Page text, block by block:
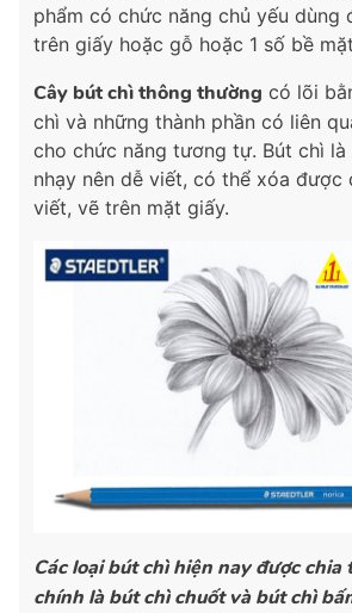
phẩm có chức năng chủ yếu dùng
trên giấy hoặc gỗ hoặc 1 số bề
Cây bút chì thông thường có lõi
chì và những thành phần có liên
cho chức năng tương tự. Bút chì
nhạy nên dễ viết, có thể xóa được
viết, vẽ trên mặt giấy.
Các loại bút chì hiện nay được chia
chính là bút chì chuốt và bút chì